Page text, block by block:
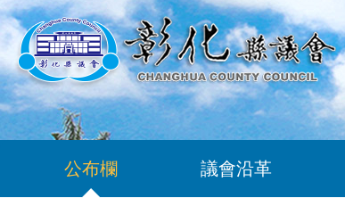
跳到主要內容區塊
公布欄 議會沿革